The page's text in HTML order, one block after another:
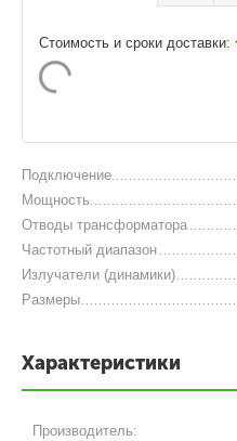
Стоимость и сроки доставки:
Подключение
Мощность
Отводы трансформатора
Частотный диапазон
Излучатели (динамики)
Размеры
Характеристики
Производитель: